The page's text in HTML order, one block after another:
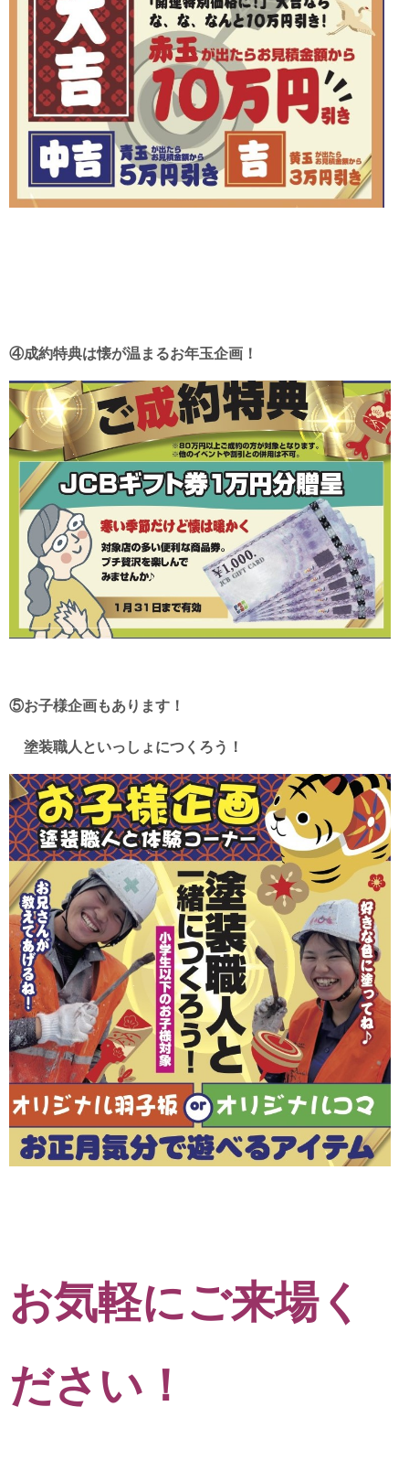
④成約特典は懐が温まるお年玉企画！
⑤お子様企画もあります！
塗装職人といっしょにつくろう！
お気軽にご来場く
ださい！